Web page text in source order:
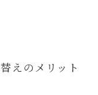
えのメリット